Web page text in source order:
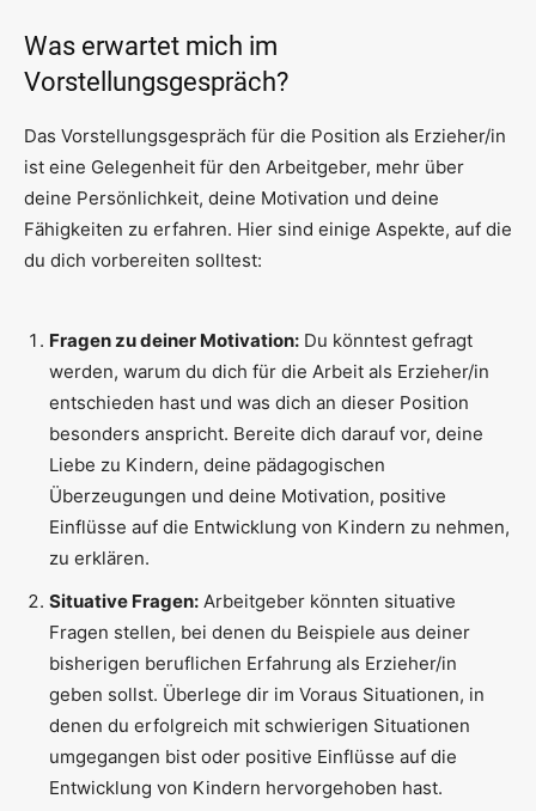
Was erwartet mich im
Vorstellungsgespräch?
Das Vorstellungsgespräch für die Position als Erzieher/in
ist eine Gelegenheit für den Arbeitgeber, mehr über
deine Persönlichkeit, deine Motivation und deine
Fähigkeiten zu erfahren. Hier sind einige Aspekte, auf die
du dich vorbereiten solltest:
Fragen zu deiner Motivation: Du könntest gefragt
werden, warum du dich für die Arbeit als Erzieher/in
entschieden hast und was dich an dieser Position
besonders anspricht. Bereite dich darauf vor, deine
Liebe zu Kindern, deine pädagogischen
Überzeugungen und deine Motivation, positive
Einflüsse auf die Entwicklung von Kindern zu nehmen,
zu erklären.
Situative Fragen: Arbeitgeber könnten situative
Fragen stellen, bei denen du Beispiele aus deiner
bisherigen beruflichen Erfahrung als Erzieher/in
geben sollst. Überlege dir im Voraus Situationen, in
denen du erfolgreich mit schwierigen Situationen
umgegangen bist oder positive Einflüsse auf die
Entwicklung von Kindern hervorgehoben hast.